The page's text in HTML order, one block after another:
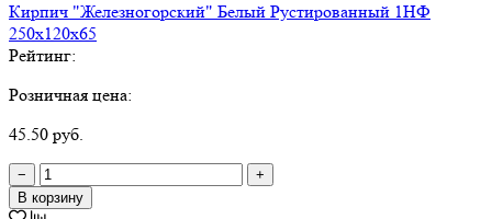
Кирпич "Железногорский" Белый Рустированный 1НФ
250х120х65
Рейтинг:
Розничная цена:
45.50 руб.
−
+
В корзину